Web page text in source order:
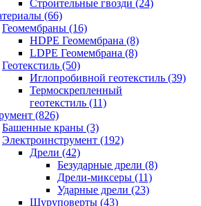
Строительные гвозди (24)
(66)
Геомембраны (16)
HDPE Геомембрана (8)
LDPE Геомембрана (8)
Геотекстиль (50)
Иглопробивной геотекстиль (39)
Термоскрепленный
геотекстиль (11)
(826)
Башенные краны (3)
Электроинструмент (192)
Дрели (42)
Безударные дрели (8)
Дрели-миксеры (11)
Ударные дрели (23)
Шуруповерты (43)